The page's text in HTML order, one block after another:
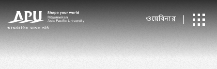
আন্তর্জাতিক স্নাতক ভর্তি
ওয়েবিনার